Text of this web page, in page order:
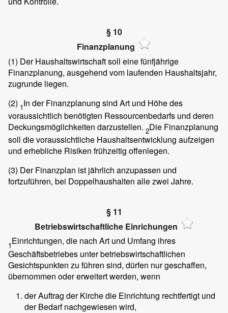
§ 10
Finanzplanung
(1) Der Haushaltswirtschaft soll eine fünfjährige
Finanzplanung, ausgehend vom laufenden Haushaltsjahr,
zugrunde liegen.
(2) 1In der Finanzplanung sind Art und Höhe des
voraussichtlich benötigten Ressourcenbedarfs und deren
Deckungsmöglichkeiten darzustellen. 2Die Finanzplanung
soll die voraussichtliche Haushaltsentwicklung aufzeigen
und erhebliche Risiken frühzeitig offenlegen.
(3) Der Finanzplan ist jährlich anzupassen und
fortzuführen, bei Doppelhaushalten alle zwei Jahre.
§ 11
Betriebswirtschaftliche Einrichungen
1Einrichtungen, die nach Art und Umfang ihres
Geschäftsbetriebes unter betriebswirtschaftlichen
Gesichtspunkten zu führen sind, dürfen nur geschaffen,
übernommen oder erweitert werden, wenn
der Auftrag der Kirche die Einrichtung rechtfertigt und
der Bedarf nachgewiesen wird,